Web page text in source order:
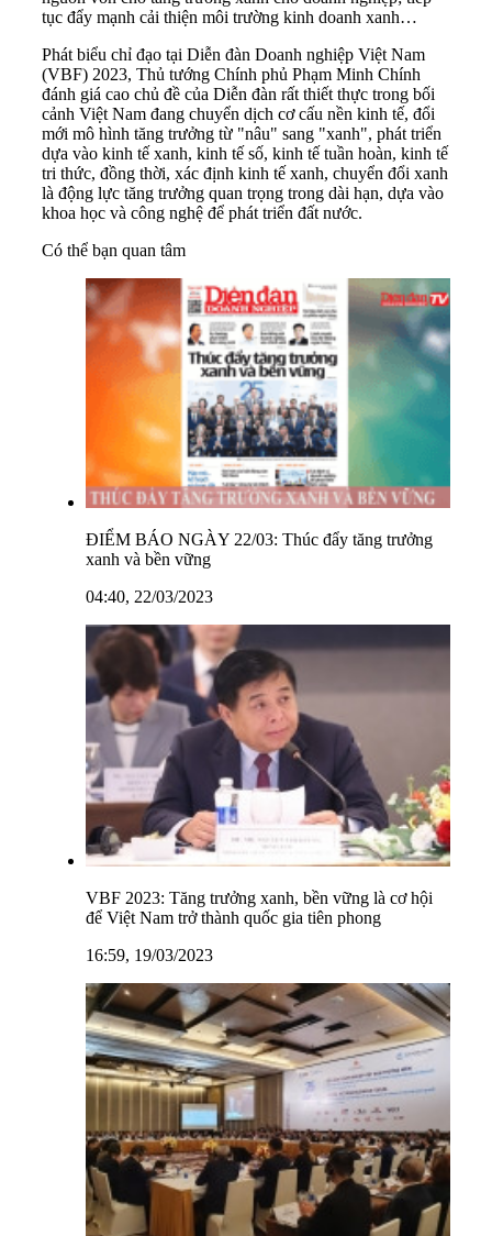
tục đẩy mạnh cải thiện môi trường kinh doanh xanh…
Phát biểu chỉ đạo tại Diễn đàn Doanh nghiệp Việt Nam
(VBF) 2023, Thủ tướng Chính phủ Phạm Minh Chính
đánh giá cao chủ đề của Diễn đàn rất thiết thực trong bối
cảnh Việt Nam đang chuyển dịch cơ cấu nền kinh tế, đổi
mới mô hình tăng trưởng từ "nâu" sang "xanh", phát triển
dựa vào kinh tế xanh, kinh tế số, kinh tế tuần hoàn, kinh tế
tri thức, đồng thời, xác định kinh tế xanh, chuyển đổi xanh
là động lực tăng trưởng quan trọng trong dài hạn, dựa vào
khoa học và công nghệ để phát triển đất nước.
Có thể bạn quan tâm
ĐIỂM BÁO NGÀY 22/03: Thúc đẩy tăng trưởng
xanh và bền vững
04:40, 22/03/2023
VBF 2023: Tăng trưởng xanh, bền vững là cơ hội
để Việt Nam trở thành quốc gia tiên phong
16:59, 19/03/2023